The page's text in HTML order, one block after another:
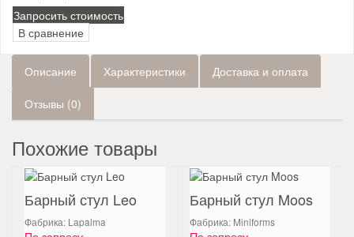
Запросить стоимость
В сравнение
Описание Характеристики Доставка и оплата
Отзывы (0)
Похожие товары
Барный стул Leo
Фабрика: Lapalma
Барный стул Moos
Фабрика: Miniforms